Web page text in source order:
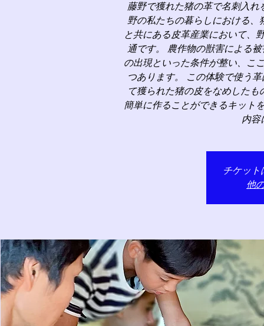
藤野で獲れた猪の革で名刺入
野の私たちの暮らしにおける
と共にある皮革産業において、
通です。 農作物の獣害による
の出現といった条件が整い、こ
つあります。 この体験で使う
て獲られた猪の皮をなめした
簡単に作ることができるキット
内容
チケット
他